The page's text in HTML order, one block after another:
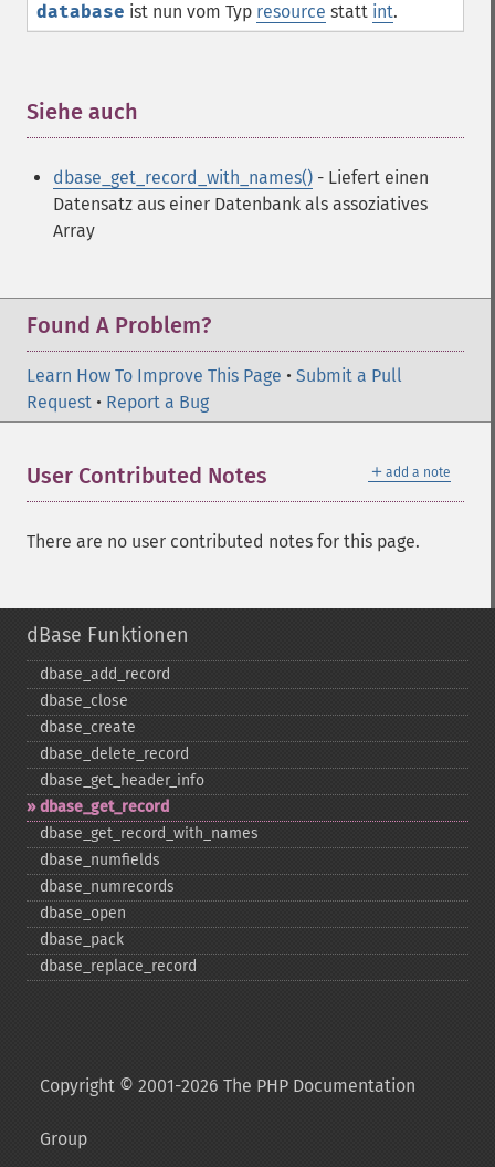
database ist nun vom Typ resource statt int.
Siehe auch
dbase_get_record_with_names() - Liefert einen
Datensatz aus einer Datenbank als assoziatives
Array
Found A Problem?
Learn How To Improve This Page • Submit a Pull
Request • Report a Bug
＋ add a note
User Contributed Notes
There are no user contributed notes for this page.
dBase Funktionen
dbase_​add_​record
dbase_​close
dbase_​create
dbase_​delete_​record
dbase_​get_​header_​info
dbase_​get_​record
dbase_​get_​record_​with_​names
dbase_​numfields
dbase_​numrecords
dbase_​open
dbase_​pack
dbase_​replace_​record
Copyright © 2001-2026 The PHP Documentation
Group